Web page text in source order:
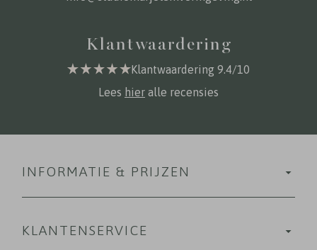
Klantwaardering
Klantwaardering 9.4/10
Lees hier alle recensies
INFORMATIE & PRIJZEN
KLANTENSERVICE